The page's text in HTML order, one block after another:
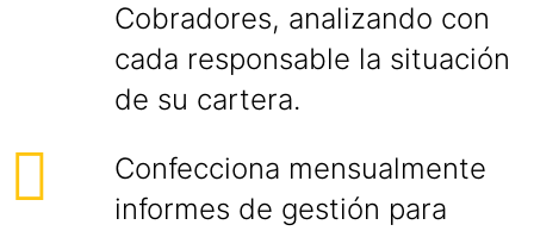
Cobradores, analizando con
cada responsable la situación
de su cartera.
Confecciona mensualmente
informes de gestión para